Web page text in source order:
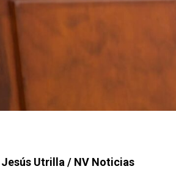
Jesús Utrilla / NV Noticias